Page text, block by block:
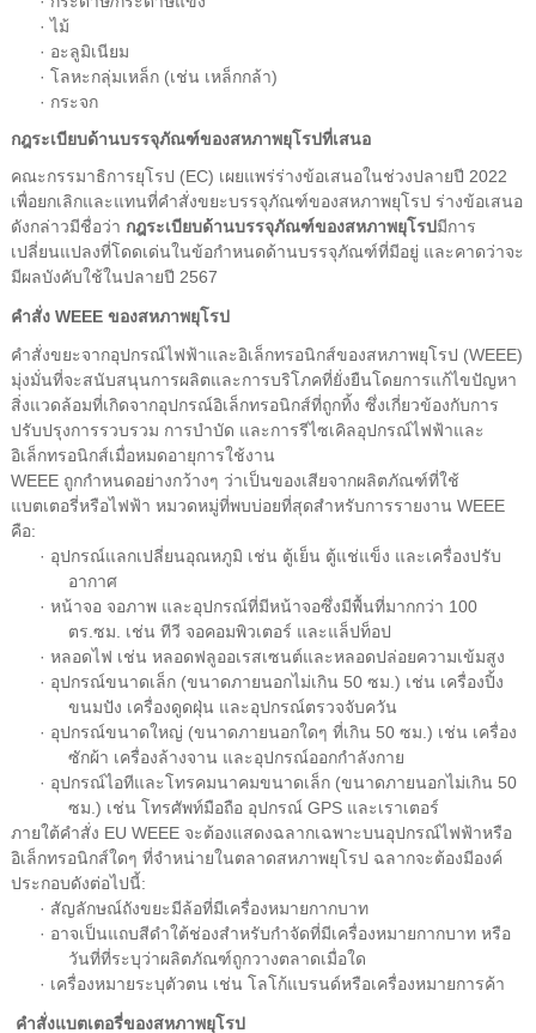
· ไม้
· อะลูมิเนียม
· โลหะกลุ่มเหล็ก (เช่น เหล็กกล้า)
· กระจก
กฎระเบียบด้านบรรจุภัณฑ์ของสหภาพยุโรปที่เสนอ
คณะกรรมาธิการยุโรป (EC) เผยแพร่ร่างข้อเสนอในช่วงปลายปี 2022
เพื่อยกเลิกและแทนที่คำสั่งขยะบรรจุภัณฑ์ของสหภาพยุโรป ร่างข้อเสนอ
ดังกล่าวมีชื่อว่า กฎระเบียบด้านบรรจุภัณฑ์ของสหภาพยุโรปมีการ
เปลี่ยนแปลงที่โดดเด่นในข้อกำหนดด้านบรรจุภัณฑ์ที่มีอยู่ และคาดว่าจะ
มีผลบังคับใช้ในปลายปี 2567
คำสั่ง WEEE ของสหภาพยุโรป
คำสั่งขยะจากอุปกรณ์ไฟฟ้าและอิเล็กทรอนิกส์ของสหภาพยุโรป (WEEE)
มุ่งมั่นที่จะสนับสนุนการผลิตและการบริโภคที่ยั่งยืนโดยการแก้ไขปัญหา
สิ่งแวดล้อมที่เกิดจากอุปกรณ์อิเล็กทรอนิกส์ที่ถูกทิ้ง ซึ่งเกี่ยวข้องกับการ
ปรับปรุงการรวบรวม การบำบัด และการรีไซเคิลอุปกรณ์ไฟฟ้าและ
อิเล็กทรอนิกส์เมื่อหมดอายุการใช้งาน
WEEE ถูกกำหนดอย่างกว้างๆ ว่าเป็นของเสียจากผลิตภัณฑ์ที่ใช้
แบตเตอรี่หรือไฟฟ้า หมวดหมู่ที่พบบ่อยที่สุดสำหรับการรายงาน WEEE
คือ:
· อุปกรณ์แลกเปลี่ยนอุณหภูมิ เช่น ตู้เย็น ตู้แช่แข็ง และเครื่องปรับ
อากาศ
· หน้าจอ จอภาพ และอุปกรณ์ที่มีหน้าจอซึ่งมีพื้นที่มากกว่า 100
ตร.ซม. เช่น ทีวี จอคอมพิวเตอร์ และแล็ปท็อป
· หลอดไฟ เช่น หลอดฟลูออเรสเซนต์และหลอดปล่อยความเข้มสูง
· อุปกรณ์ขนาดเล็ก (ขนาดภายนอกไม่เกิน 50 ซม.) เช่น เครื่องปิ้ง
ขนมปัง เครื่องดูดฝุ่น และอุปกรณ์ตรวจจับควัน
· อุปกรณ์ขนาดใหญ่ (ขนาดภายนอกใดๆ ที่เกิน 50 ซม.) เช่น เครื่อง
ซักผ้า เครื่องล้างจาน และอุปกรณ์ออกกำลังกาย
· อุปกรณ์ไอทีและโทรคมนาคมขนาดเล็ก (ขนาดภายนอกไม่เกิน 50
ซม.) เช่น โทรศัพท์มือถือ อุปกรณ์ GPS และเราเตอร์
ภายใต้คำสั่ง EU WEEE จะต้องแสดงฉลากเฉพาะบนอุปกรณ์ไฟฟ้าหรือ
อิเล็กทรอนิกส์ใดๆ ที่จำหน่ายในตลาดสหภาพยุโรป ฉลากจะต้องมีองค์
ประกอบดังต่อไปนี้:
· สัญลักษณ์ถังขยะมีล้อที่มีเครื่องหมายกากบาท
· อาจเป็นแถบสีดำใต้ช่องสำหรับกำจัดที่มีเครื่องหมายกากบาท หรือ
วันที่ที่ระบุว่าผลิตภัณฑ์ถูกวางตลาดเมื่อใด
· เครื่องหมายระบุตัวตน เช่น โลโก้แบรนด์หรือเครื่องหมายการค้า
คำสั่งแบตเตอรี่ของสหภาพยุโรป